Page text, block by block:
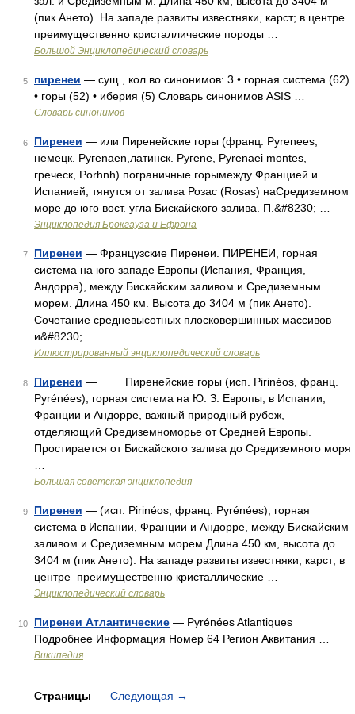
(пик Ането). На западе развиты известняки, карст; в центре
преимущественно кристаллические породы …
Большой Энциклопедический словарь
5 пиренеи — сущ., кол во синонимов: 3 • горная система (62)
• горы (52) • иберия (5) Словарь синонимов ASIS …
Словарь синонимов
6 Пиренеи — или Пиренейские горы (франц. Pyrenees,
немецк. Ругеnаеn,латинск. Ругеnе, Pyrenaei montes,
греческ, Porhnh) пограничные горымежду Францией и
Испанией, тянутся от залива Розас (Rosas) наСредиземном
море до юго вост. угла Бискайского залива. П.&#8230; …
Энциклопедия Брокгауза и Ефрона
7 Пиренеи — Французские Пиренеи. ПИРЕНЕИ, горная
система на юго западе Европы (Испания, Франция,
Андорра), между Бискайским заливом и Средиземным
морем. Длина 450 км. Высота до 3404 м (пик Ането).
Сочетание средневысотных плосковершинных массивов
и&#8230; …
Иллюстрированный энциклопедический словарь
8 Пиренеи — Пиренейские горы (исп. Pirinéos, франц.
Pyrénées), горная система на Ю. З. Европы, в Испании,
Франции и Андорре, важный природный рубеж,
отделяющий Средиземноморье от Средней Европы.
Простирается от Бискайского залива до Средиземного моря
Большая советская энциклопедия
9 Пиренеи — (исп. Pirinéos, франц. Pyrénées), горная
система в Испании, Франции и Андорре, между Бискайским
заливом и Средиземным морем Длина 450 км, высота до
3404 м (пик Ането). На западе развиты известняки, карст; в
центре преимущественно кристаллические …
Энциклопедический словарь
10 Пиренеи Атлантические — Pyrénées Atlantiques
Подробнее Информация Номер 64 Регион Аквитания …
Википедия
Страницы Следующая →